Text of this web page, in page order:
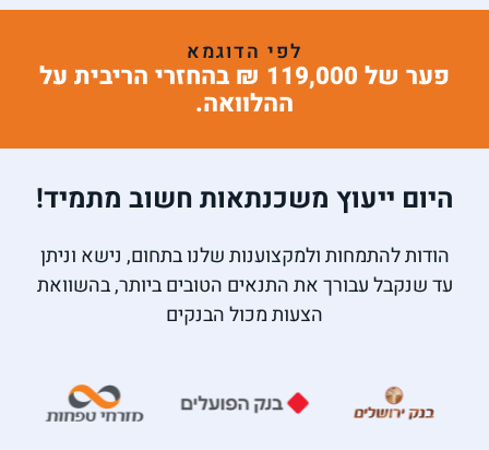
לפי הדוגמא
פער של 119,000 ₪ בהחזרי הריבית על
ההלוואה.
היום ייעוץ משכנתאות חשוב מתמיד!
הודות להתמחות ולמקצוענות שלנו בתחום, נישא וניתן
עד שנקבל עבורך את התנאים הטובים ביותר, בהשוואת
הצעות מכול הבנקים